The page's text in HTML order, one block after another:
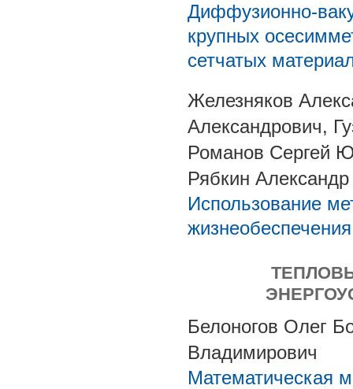
Диффузионно-
крупных
сетчатых
Железняков
Александрович,
Романов Сергей
Рябкин
Использование
Белоногов Олег
Владимирович
Математическая